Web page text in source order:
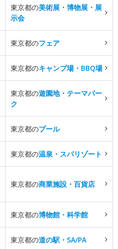
東京都の美術展・博物展・展
示会
東京都のフェア
東京都のキャンプ場・BBQ場
東京都の遊園地・テーマパー
ク
東京都のプール
東京都の温泉・スパリゾート
東京都の商業施設・百貨店
東京都の博物館・科学館
東京都の道の駅・SA/PA